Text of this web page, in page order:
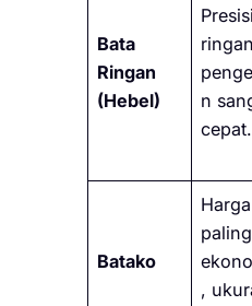
Bata
Ringan
(Hebel)
n
cepat.
Batako
Harga
paling
,